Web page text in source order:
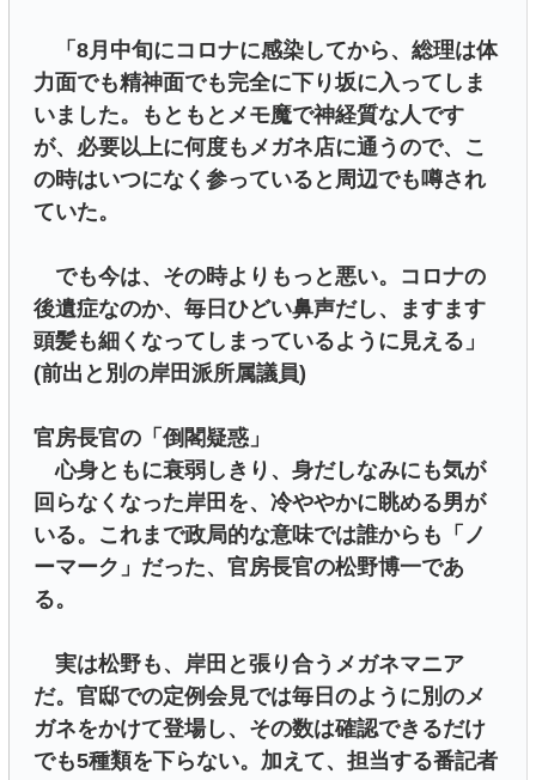
「8月中旬にコロナに感染してから、総理は体
力面でも精神面でも完全に下り坂に入ってしま
いました。もともとメモ魔で神経質な人です
が、必要以上に何度もメガネ店に通うので、こ
の時はいつになく参っていると周辺でも噂され
ていた。
でも今は、その時よりもっと悪い。コロナの
後遺症なのか、毎日ひどい鼻声だし、ますます
頭髪も細くなってしまっているように見える」
(前出と別の岸田派所属議員)
官房長官の「倒閣疑惑」
心身ともに衰弱しきり、身だしなみにも気が
回らなくなった岸田を、冷ややかに眺める男が
いる。これまで政局的な意味では誰からも「ノ
ーマーク」だった、官房長官の松野博一であ
る。
実は松野も、岸田と張り合うメガネマニア
だ。官邸での定例会見では毎日のように別のメ
ガネをかけて登場し、その数は確認できるだけ
でも5種類を下らない。加えて、担当する番記者